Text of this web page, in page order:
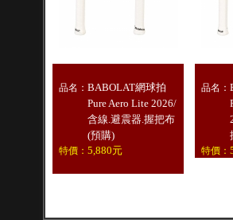
品名： BABOLAT網球拍
Pure Aero Lite 2026/
含線.避震器.握把布
(預購)
特價： 5,880元
品名：
特價：